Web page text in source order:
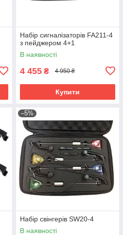
Набір сигналізаторів FA211-4
з пейджером 4+1
В наявності
4 455 ₴ 4 950 ₴
Купити
–5%
Набір свінгерів SW20-4
В наявності